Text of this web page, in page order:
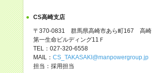
CS高崎支店
〒370-0831 群馬県高崎市あら町167 高崎
第一生命ビルディング11Ｆ
TEL：027-320-6558
MAIL： CS_TAKASAKI@manpowergroup.jp
担当：採用担当